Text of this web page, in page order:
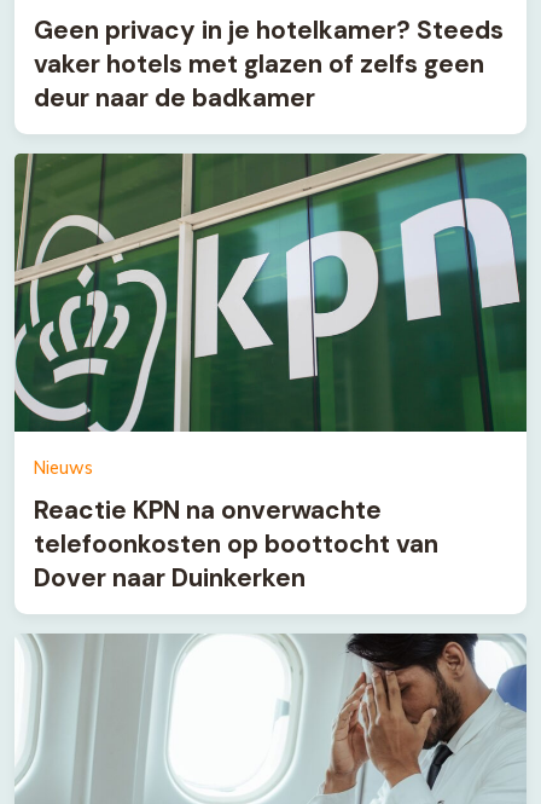
Geen privacy in je hotelkamer? Steeds
vaker hotels met glazen of zelfs geen
deur naar de badkamer
Nieuws
Reactie KPN na onverwachte
telefoonkosten op boottocht van
Dover naar Duinkerken